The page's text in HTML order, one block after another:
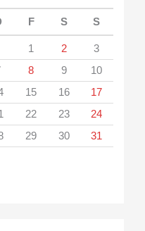
F S S
1 2
3
8 9
10
15 16
17
22 23
24
29 30 31